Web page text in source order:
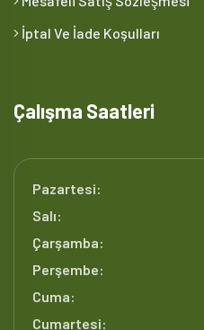
İptal Ve İade Koşulları
Çalışma Saatleri
Pazartesi:
Salı:
Çarşamba:
Perşembe:
Cuma:
Cumartesi: